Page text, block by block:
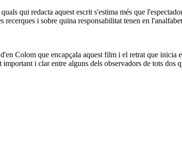
qui redacta aquest escrit s'estima més que
i sobre quina responsabilitat tenen en
Colom que encapçala aquest film i el retrat que inicia
i clar entre alguns dels observadors de tots dos